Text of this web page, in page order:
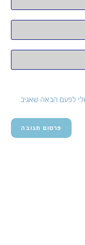
לפעם הבאה שאגיב.